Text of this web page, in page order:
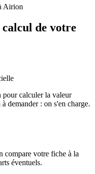
Airion
de votre
calculer la valeur
demander : on s'en charge.
compare votre fiche à la
éventuels.